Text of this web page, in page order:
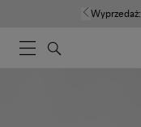
Wyprzedaż: